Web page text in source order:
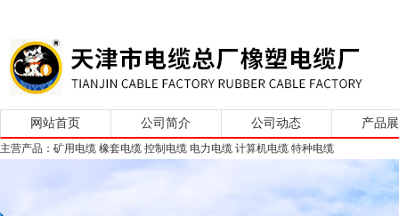
网站首页 公司简介 公司动态 产品
主营产品：矿用电缆 橡套电缆 控制电缆 电力电缆 计算机电缆 特种电缆